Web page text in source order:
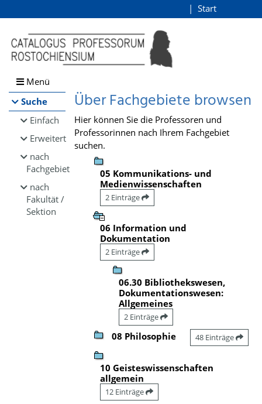
Browsen
direkt zum Inhalt
Start
Menü
Suche
Einfach
Erweitert
nach
Fachgebiet
nach
Fakultät /
Sektion
Über Fachgebiete browsen
Hier können Sie die Professoren und
Professorinnen nach Ihrem Fachgebiet
suchen.
05 Kommunikations- und
Medienwissenschaften
2 Einträge
06 Information und
Dokumentation
2 Einträge
06.30 Bibliothekswesen,
Dokumentationswesen:
Allgemeines
2 Einträge
08 Philosophie 48 Einträge
10 Geisteswissenschaften
allgemein
12 Einträge